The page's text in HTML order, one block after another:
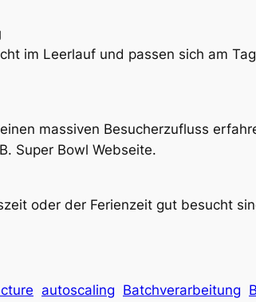
im Leerlauf und passen sich am
massiven Besucherzufluss
Super Bowl Webseite.
oder der Ferienzeit gut besucht
autoscaling Batchverarbeitung